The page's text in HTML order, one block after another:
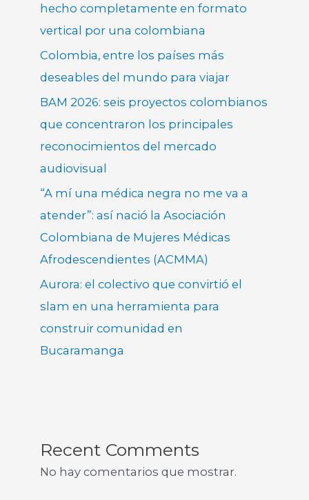
hecho completamente en formato
vertical por una colombiana
Colombia, entre los países más
deseables del mundo para viajar
BAM 2026: seis proyectos colombianos
que concentraron los principales
reconocimientos del mercado
audiovisual
“A mí una médica negra no me va a
atender”: así nació la Asociación
Colombiana de Mujeres Médicas
Afrodescendientes (ACMMA)
Aurora: el colectivo que convirtió el
slam en una herramienta para
construir comunidad en
Bucaramanga
Recent Comments
No hay comentarios que mostrar.